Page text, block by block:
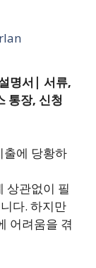
명서| 서류,
통장, 신청
출에 당황하
상관없이 필
다. 하지만
어려움을 겪